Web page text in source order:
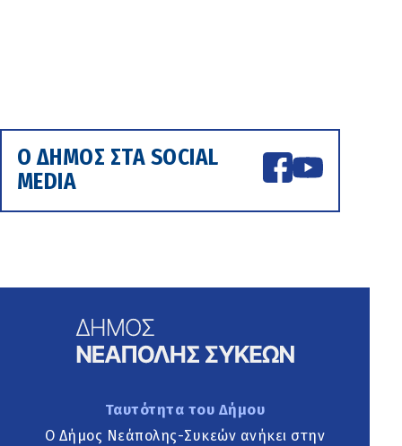
Ο ΔΗΜΟΣ ΣΤΑ SOCIAL
MEDIA
Ταυτότητα του Δήμου
Ο Δήμος Νεάπολης-Συκεών ανήκει στην